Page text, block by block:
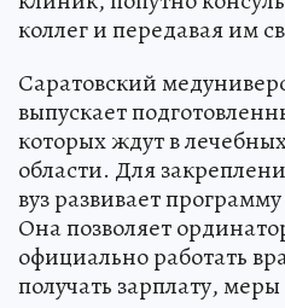
коллег и передавая им
Саратовский
выпускает
которых ждут в
области. Для
вуз развивает
Она позволяет
официально работать
получать зарплату,